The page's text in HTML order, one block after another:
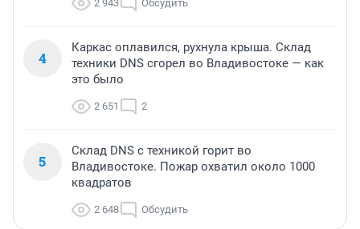
2 943 Обсудить
4
Каркас оплавился, рухнула крыша. Склад
техники DNS сгорел во Владивостоке — как
это было
2 651 2
5
Склад DNS с техникой горит во
Владивостоке. Пожар охватил около 1000
квадратов
2 648 Обсудить